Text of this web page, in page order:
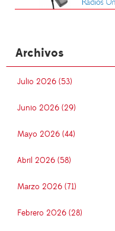
Archivos
Julio 2026 (53)
Junio 2026 (29)
Mayo 2026 (44)
Abril 2026 (58)
Marzo 2026 (71)
Febrero 2026 (28)